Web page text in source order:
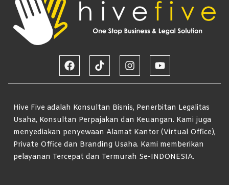
Hive Five adalah Konsultan Bisnis, Penerbitan Legalitas
Usaha, Konsultan Perpajakan dan Keuangan. Kami juga
menyediakan penyewaan Alamat Kantor (Virtual Office),
Private Office dan Branding Usaha. Kami memberikan
pelayanan Tercepat dan Termurah Se-INDONESIA.